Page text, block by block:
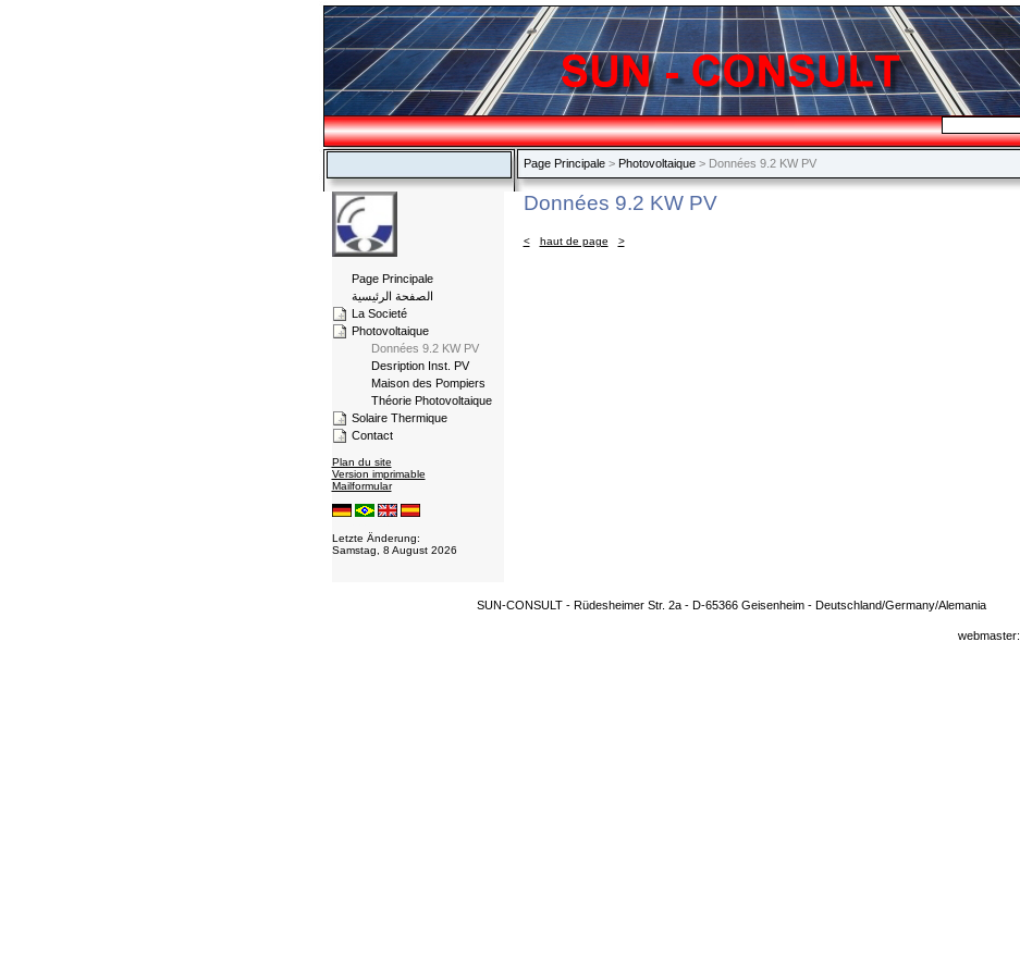
Page Principale> Photovoltaique> Données 9.2 KW PV
Page Principale
الصفحة الرئيسية
La Societé
Photovoltaique
Données 9.2 KW PV
Desription Inst. PV
Maison des Pompiers
Théorie Photovoltaique
Solaire Thermique
Contact
Plan du site
Version imprimable
Mailformular
Letzte Änderung:
Samstag, 8 August 2026
Données 9.2 KW PV
< haut de page >
SUN-CONSULT - Rüdesheimer Str. 2a - D-65366 Geisenheim - Deutschland/Germany/Alemania
webmaster: